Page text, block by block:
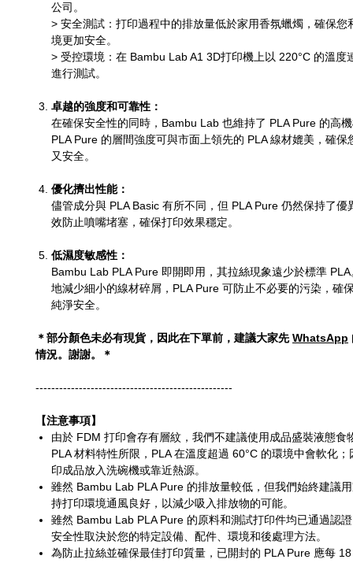
公司。
> 安全測試：打印過程中的排放量低於家用香氛蠟燭，確保您
境更加安全。
> 受控環境：在 Bambu Lab A1 3D打印機上以 220°C 的溫度
進行測試。
卓越的強度和可靠性：
在確保安全性的同時，Bambu Lab 也維持了 PLA Pure 的高
PLA Pure 的層間強度可與市面上領先的 PLA 線材媲美，確保
又安全。
優化擠出性能：
儘管成分與 PLA Basic 有所不同，但 PLA Pure 仍然保持了優
效防止噴嘴堵塞，確保打印效果穩定。
低濕度敏感性：
Bambu Lab PLA Pure 即開即用，其拉絲現象遠少於標準
地減少細小的線材碎屑，PLA Pure 可防止不必要的污染，確
純淨安全。
＊部分顏色未必有現貨，因此在下單前，建議大家先WhatsApp
情況。謝謝。＊
--------------------------------------------------
【注意事項】
由於 FDM 打印會存有層紋，我們不建議使用成品盛裝液態食
PLA 材料特性所限，PLA 在溫度超過 60°C 的環境中會軟化
印成品放入洗碗機或靠近熱源。
雖然 Bambu Lab PLA Pure 的排放量較低，但我們始終建議
持打印環境通風良好，以減少吸入排放物的可能。
雖然 Bambu Lab PLA Pure 的原料和測試打印件均已通過認
安全性取決於您的特定設備、配件、環境和後處理方法。
為防止拉絲並確保最佳打印質量，已開封的 PLA Pure 應每